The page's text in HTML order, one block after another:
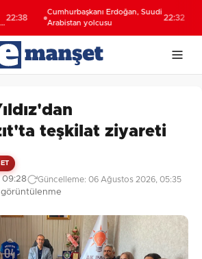
Cumhurbaşkanı Erdoğan, Suudi
Arabistan yolcusu
22:32
teşkilat ziyareti
Güncelleme: 06 Ağustos 2026, 05:35